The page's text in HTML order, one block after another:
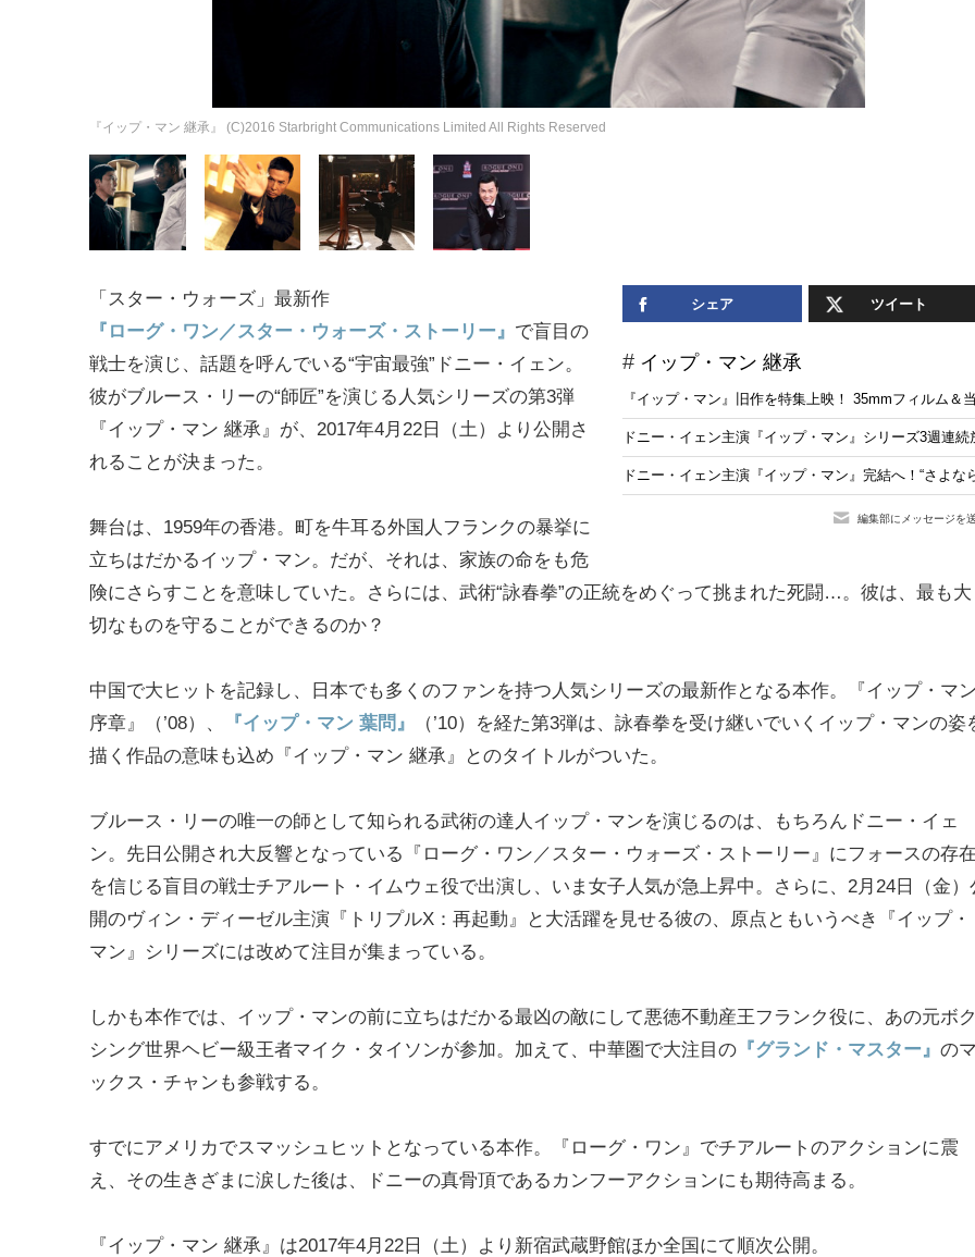
『イップ・マン 継承』 (C)2016 Starbright Communications Limited All Rights Reserved
シェア ツイート
イップ・マン 継承
『イップ・マン』旧作を特集上映！ 35mmフィルム＆
ドニー・イェン主演『イップ・マン』シリーズ3週連続
ドニー・イェン主演『イップ・マン』完結へ！“さよな
編集部にメッセージを
「スター・ウォーズ」最新作
『ローグ・ワン／スター・ウォーズ・ストーリー』 で盲目の
戦士を演じ、話題を呼んでいる“宇宙最強”ドニー・イェン。
彼がブルース・リーの“師匠”を演じる人気シリーズの第3弾
『イップ・マン 継承』が、2017年4月22日（土）より公開さ
れることが決まった。
舞台は、1959年の香港。町を牛耳る外国人フランクの暴挙に
立ちはだかるイップ・マン。だが、それは、家族の命をも危
険にさらすことを意味していた。さらには、武術“詠春拳”の正統をめぐって挑まれた死闘…。彼は、最も大
切なものを守ることができるのか？
中国で大ヒットを記録し、日本でも多くのファンを持つ人気シリーズの最新作となる本作。『イップ・マ
序章』（’08）、
『イップ・マン 葉問』
（’10）を経た第3弾は、詠春拳を受け継いでいくイップ・マンの姿
描く作品の意味も込め『イップ・マン 継承』とのタイトルがついた。
ブルース・リーの唯一の師として知られる武術の達人イップ・マンを演じるのは、もちろんドニー・イェ
ン。先日公開され大反響となっている『ローグ・ワン／スター・ウォーズ・ストーリー』にフォースの存
を信じる盲目の戦士チアルート・イムウェ役で出演し、いま女子人気が急上昇中。さらに、2月24日（金）
開のヴィン・ディーゼル主演『トリプルX：再起動』と大活躍を見せる彼の、原点ともいうべき『イップ・
マン』シリーズには改めて注目が集まっている。
しかも本作では、イップ・マンの前に立ちはだかる最凶の敵にして悪徳不動産王フランク役に、あの元ボ
シング世界ヘビー級王者マイク・タイソンが参加。加えて、中華圏で大注目の 『グランド・マスター』 の
ックス・チャンも参戦する。
すでにアメリカでスマッシュヒットとなっている本作。『ローグ・ワン』でチアルートのアクションに震
え、その生きざまに涙した後は、ドニーの真骨頂であるカンフーアクションにも期待高まる。
『イップ・マン 継承』は2017年4月22日（土）より新宿武蔵野館ほか全国にて順次公開。